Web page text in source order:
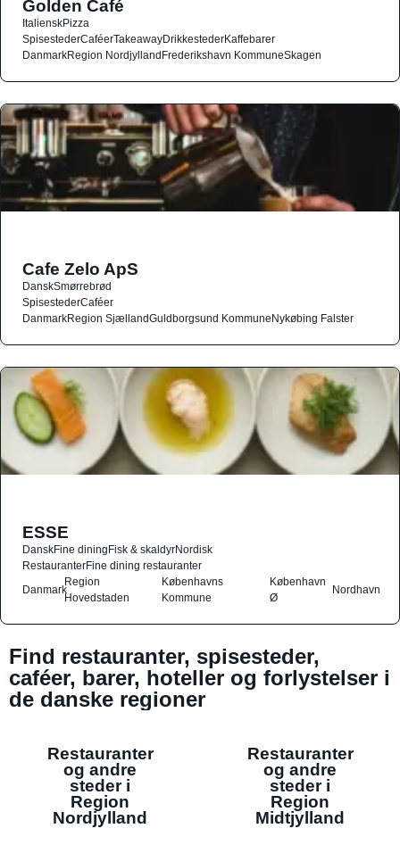
Golden Café
ItalienskPizza
SpisestederCaféerTakeawayDrikkestederKaffebarer
DanmarkRegion NordjyllandFrederikshavn KommuneSkagen
Cafe Zelo ApS
DanskSmørrebrød
SpisestederCaféer
DanmarkRegion SjællandGuldborgsund KommuneNykøbing Falster
ESSE
DanskFine diningFisk & skaldyrNordisk
RestauranterFine dining restauranter
Danmark
Region
Hovedstaden
Københavns
Kommune
København
Ø
Nordhavn
Find restauranter, spisesteder,
caféer, barer, hoteller og forlystelser i
de danske regioner
Restauranter
og andre
steder i
Region
Nordjylland
Restauranter
og andre
steder i
Region
Midtjylland